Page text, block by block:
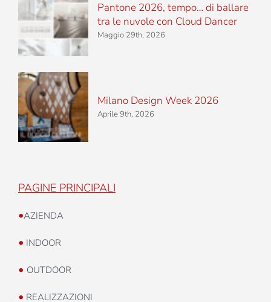
Pantone 2026, tempo… di ballare
tra le nuvole con Cloud Dancer
Maggio 29th, 2026
Milano Design Week 2026
Aprile 9th, 2026
PAGINE PRINCIPALI
•AZIENDA
• INDOOR
• OUTDOOR
• REALIZZAZIONI